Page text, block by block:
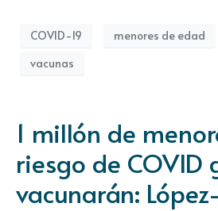
COVID-19 menores de edad
vacunas
1 millón de
riesgo de COVID
vacunarán: